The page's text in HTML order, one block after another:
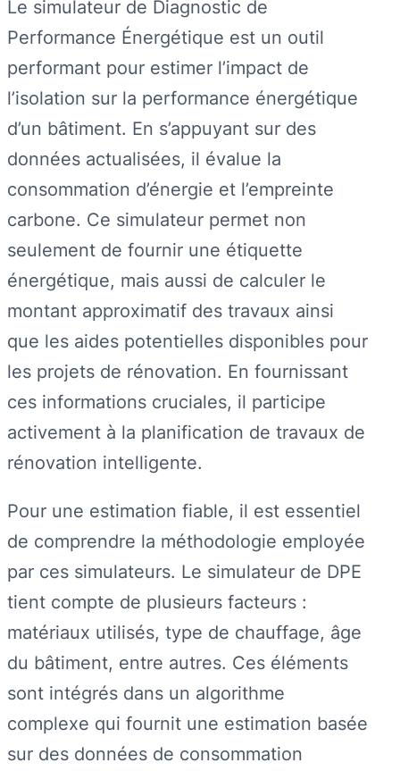
Le simulateur de Diagnostic de
Performance Énergétique est un outil
performant pour estimer l’impact de
l’isolation sur la performance énergétique
d’un bâtiment. En s’appuyant sur des
données actualisées, il évalue la
consommation d’énergie et l’empreinte
carbone. Ce simulateur permet non
seulement de fournir une étiquette
énergétique, mais aussi de calculer le
montant approximatif des travaux ainsi
que les aides potentielles disponibles pour
les projets de rénovation. En fournissant
ces informations cruciales, il participe
activement à la planification de travaux de
rénovation intelligente.
Pour une estimation fiable, il est essentiel
de comprendre la méthodologie employée
par ces simulateurs. Le simulateur de DPE
tient compte de plusieurs facteurs :
matériaux utilisés, type de chauffage, âge
du bâtiment, entre autres. Ces éléments
sont intégrés dans un algorithme
complexe qui fournit une estimation basée
sur des données de consommation